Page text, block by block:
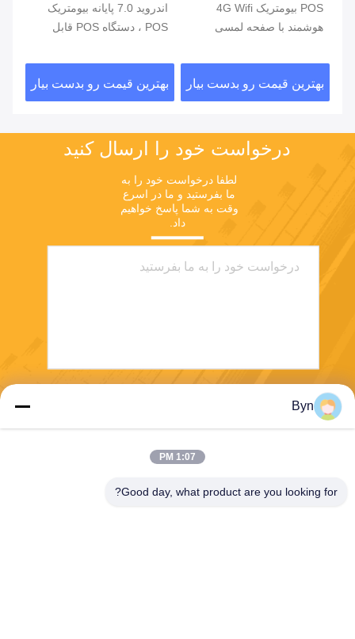
POS بیومتریک 4G Wifi
هوشمند با صفحه لمسی
بهترین قیمت رو بدست بیار
اندروید 7.0 پایانه بیومتریک
POS ، دستگاه POS قابل
بهترین قیمت رو بدست بیار
درخواست خود را ارسال کنید
ما بفرستید و ما در اسرع
داد.
Byn
1:07 PM
Good day, what product are you looking for?